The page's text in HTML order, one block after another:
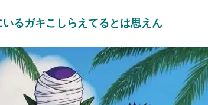
辞めたら1週間もしないう...
ゃぐちゃさせない方法教え...
」はテスラのライバルに...
ｗｗｗｗｗｗｗｗｗｗｗｗ...
ｗｗｗｗｗｗｗｗｗ
メイドの格
BABYMETAL
モーニング
出自が社長
【唖然】渋
るガキこしらえてるとは思えん